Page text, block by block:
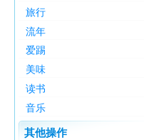
旅行
流年
爱踢
美味
读书
音乐
其他操作